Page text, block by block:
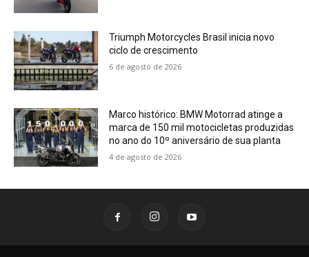
Triumph Motorcycles Brasil inicia novo
ciclo de crescimento
6 de agosto de 2026
Marco histórico: BMW Motorrad atinge a
marca de 150 mil motocicletas produzidas
no ano do 10º aniversário de sua planta
4 de agosto de 2026